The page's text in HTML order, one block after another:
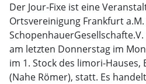
Der Jour-Fixe ist eine
Ortsvereinigung Frankfurt
am letzten Donnerstag im
im 1. Stock des limori-
(Nahe Römer), statt. Es